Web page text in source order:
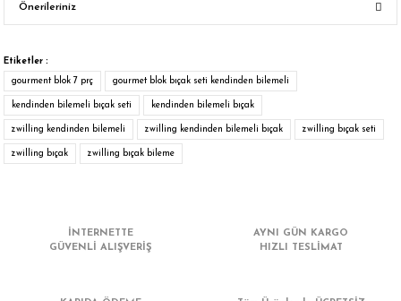
Yorum Yaz
Önerileriniz
yetersiz gördüğünüz noktaları öneri formunu kullanarak tarafımıza
iletebilirsiniz.
Görüş ve önerileriniz için teşekkür ederiz.
Ürün resmi kalitesiz, bozuk veya görüntülenemiyor.
Ürün açıklamasında eksik bilgiler bulunuyor.
Bu ürüne benzer farklı alternatifler olmalı.
Etiketler :
gourment blok 7 prç
gourmet blok bıçak seti kendinden bilemeli
kendinden bilemeli bıçak seti kendinden bilemeli bıçak
zwilling kendinden bilemeli zwilling kendinden bilemeli bıçak zwilling bıçak seti
zwilling bıçak zwilling bıçak bileme
İNTERNETTE
GÜVENLİ ALIŞVERİŞ
AYNI GÜN KARGO
HIZLI TESLİMAT